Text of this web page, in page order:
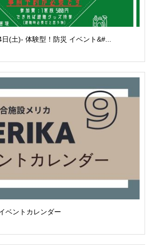
(土)- 体験型！防災 イベント&#...
ベントカレンダー